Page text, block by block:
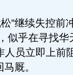
继续失控前
似乎在寻找华
员立即上前
厩。